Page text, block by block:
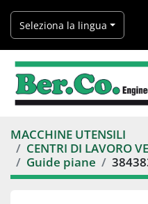
Seleziona la lingua
MACCHINE UTENSILI
CENTRI DI LAVORO
Guide piane